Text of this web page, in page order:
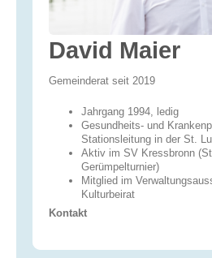
David Maier
Gemeinderat seit 2019
Jahrgang 1994, ledig
Gesundheits- und
Stationsleitung in der St.
Aktiv im SV Kressbronn
Gerümpelturnier)
Mitglied im
Kulturbeirat
Kontakt